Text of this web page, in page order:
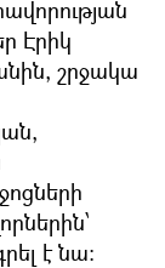
Էրիկ
շրջակա
է նա։